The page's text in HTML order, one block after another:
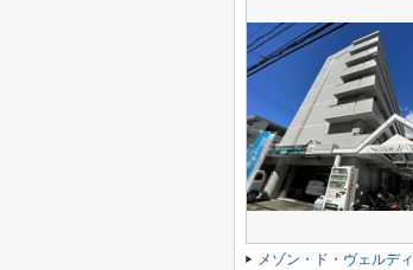
メゾン・ド・ヴェルディ